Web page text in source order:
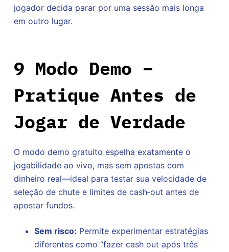
jogador decida parar por uma sessão mais longa
em outro lugar.
9 Modo Demo –
Pratique Antes de
Jogar de Verdade
O modo demo gratuito espelha exatamente o
jogabilidade ao vivo, mas sem apostas com
dinheiro real—ideal para testar sua velocidade de
seleção de chute e limites de cash‑out antes de
apostar fundos.
Sem risco: Permite experimentar estratégias
diferentes como “fazer cash out após três